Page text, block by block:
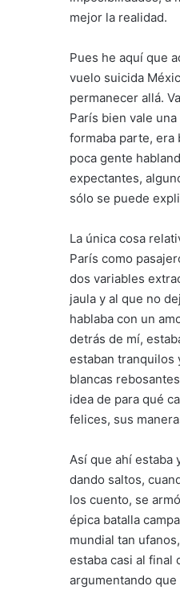
mejor la realidad.
Pues he aquí que
vuelo suicida
permanecer allá.
París bien vale
formaba parte, era
poca gente
expectantes,
sólo se puede
La única cosa
París como
dos variables
jaula y al que no
hablaba con un
detrás de mí,
estaban tranquilos
blancas
idea de para qué
felices, sus
Así que ahí estaba
dando saltos,
los cuento, se
épica batalla
mundial tan
estaba casi al final
argumentando que